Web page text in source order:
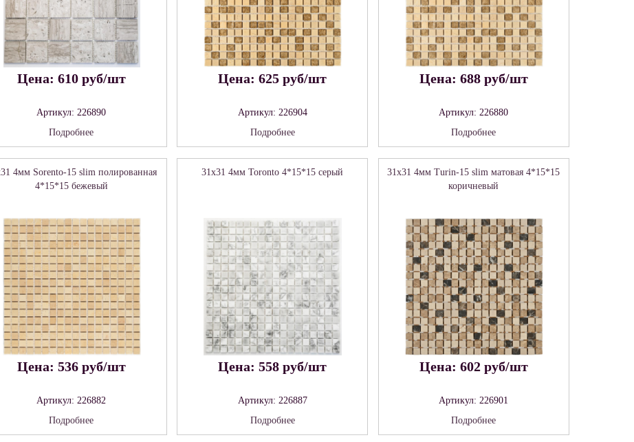
Цена: 610 руб/шт
Артикул: 226890
Подробнее
Цена: 625 руб/шт
Артикул: 226904
Подробнее
Цена: 688 руб/шт
Артикул: 226880
Подробнее
4мм Sorento-15 slim полированная
4*15*15 бежевый
Цена: 536 руб/шт
Артикул: 226882
Подробнее
31x31 4мм Toronto 4*15*15 серый
Цена: 558 руб/шт
Артикул: 226887
Подробнее
31x31 4мм Turin-15 slim матовая 4*15*15
коричневый
Цена: 602 руб/шт
Артикул: 226901
Подробнее